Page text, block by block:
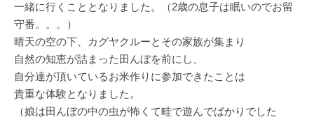
一緒に行くこととなりました。（2歳の息子は眠いのでお留
守番。。。）
晴天の空の下、カグヤクルーとその家族が集まり
自然の知恵が詰まった田んぼを前にし、
自分達が頂いているお米作りに参加できたことは
貴重な体験となりました。
（娘は田んぼの中の虫が怖くて畦で遊んでばかりでした